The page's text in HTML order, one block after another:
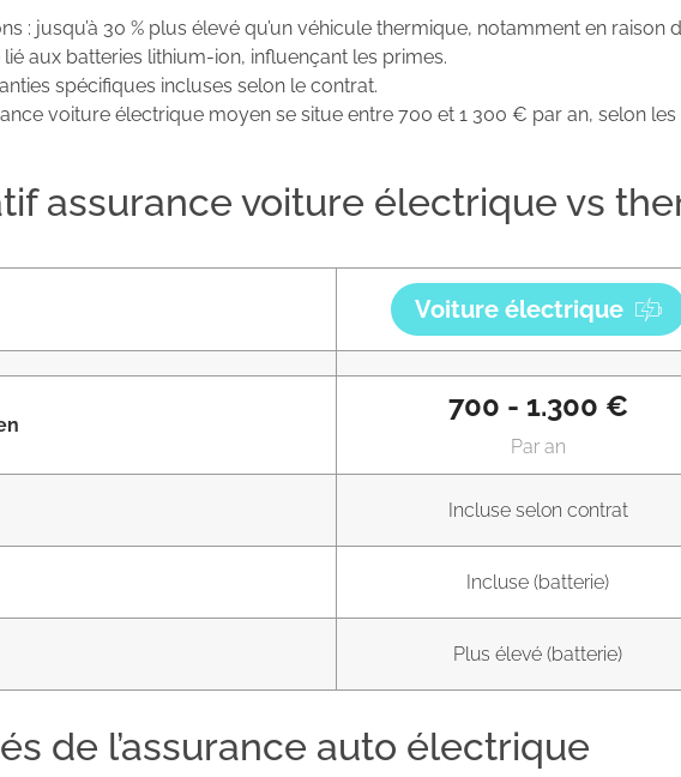
: jusqu’à 30 % plus élevé qu’un véhicule thermique, notamment en raison
lié aux batteries lithium-ion, influençant les primes.
spécifiques incluses selon le contrat.
voiture électrique moyen se situe entre 700 et 1 300 € par an, selon
assurance voiture électrique vs
Voiture électrique
700 - 1.300 €
Par an
Incluse selon contrat
Incluse (batterie)
Plus élevé (batterie)
de l’assurance auto électrique